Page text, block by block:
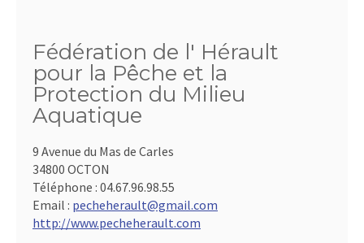
Fédération de l' Hérault
pour la Pêche et la
Protection du Milieu
Aquatique
9 Avenue du Mas de Carles
34800 OCTON
Téléphone : 04.67.96.98.55
Email : pecheherault@gmail.com
http://www.pecheherault.com